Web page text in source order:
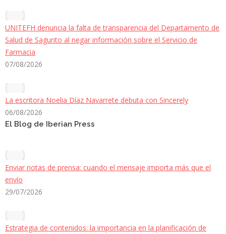
UNITEFH denuncia la falta de transparencia del Departamento de
Salud de Sagunto al negar información sobre el Servicio de
Farmacia
07/08/2026
La escritora Noelia Díaz Navarrete debuta con Sincerely
06/08/2026
El Blog de Iberian Press
Enviar notas de prensa: cuando el mensaje importa más que el
envío
29/07/2026
Estrategia de contenidos: la importancia en la planificación de